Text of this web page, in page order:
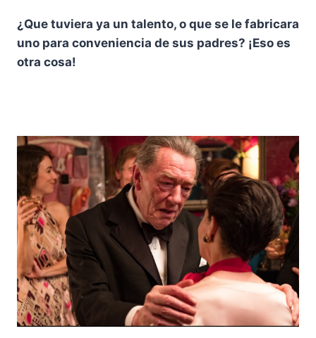
¿Que tuviera ya un talento, o que se le fabricara
uno para conveniencia de sus padres? ¡Eso es
otra cosa!